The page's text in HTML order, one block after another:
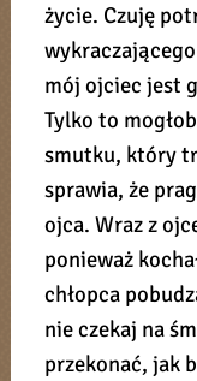
życie. Czuję
mój ojciec jest
Tylko to
smutku, który
sprawia, że
ojca. Wraz z
ponieważ
chłopca
nie czekaj na
przekonać, jak